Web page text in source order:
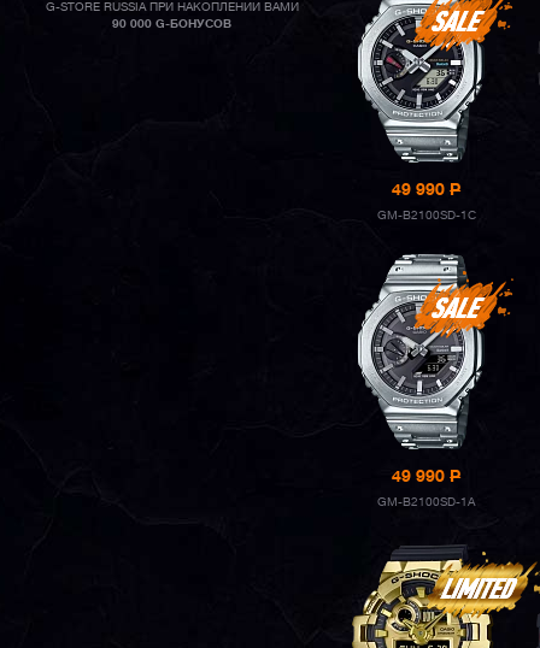
G-STORE RUSSIA ПРИ НАКОПЛЕНИИ ВАМИ
90 000 G-БОНУСОВ
49 990P
GM-B2100SD-1C
49 990P
GM-B2100SD-1A